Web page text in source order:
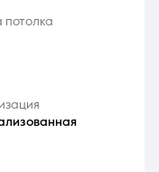
20:00
потолка